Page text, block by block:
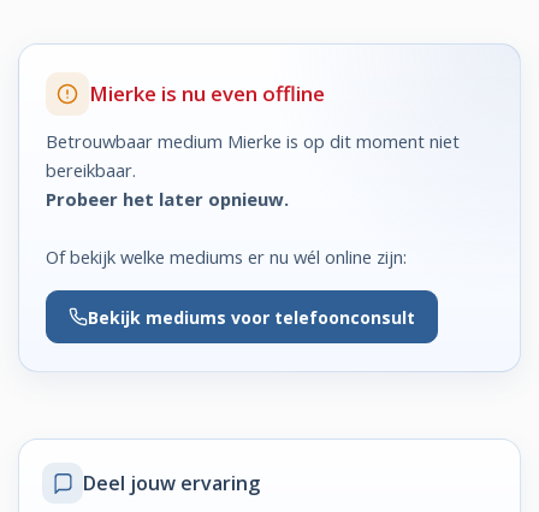
Mierke is nu even offline
Betrouwbaar medium Mierke is op dit moment niet
bereikbaar.
Probeer het later opnieuw.
Of bekijk welke mediums er nu wél online zijn:
Bekijk mediums voor telefoonconsult
Deel jouw ervaring